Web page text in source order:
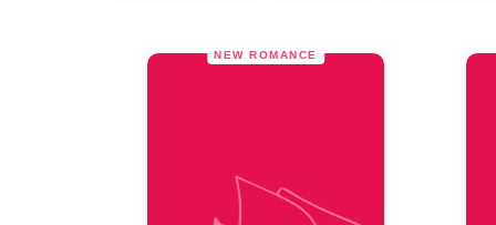
NEW ROMANCE